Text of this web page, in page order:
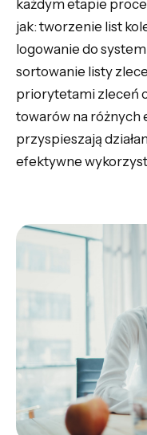
każdym etapie
jak: tworzenie list
logowanie do
sortowanie listy
priorytetami zleceń
towarów na różnych
przyspieszają
efektywne